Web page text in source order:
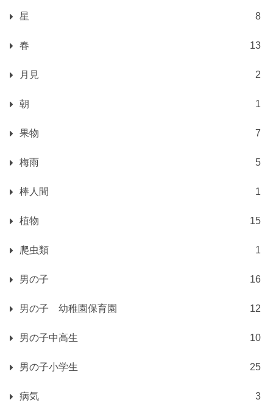
星 8
春 13
月見 2
朝 1
果物 7
梅雨 5
棒人間 1
植物 15
爬虫類 1
男の子 16
男の子 幼稚園保育園 12
男の子中高生 10
男の子小学生 25
病気 3